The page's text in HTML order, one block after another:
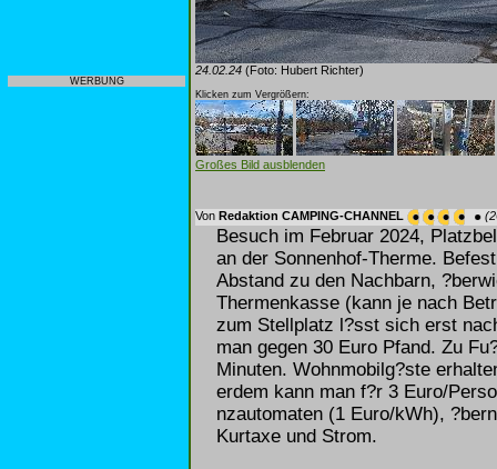
WERBUNG
24.02.24 (Foto: Hubert Richter)
Klicken zum Vergrößern:
Großes Bild ausblenden
Von Redaktion CAMPING-CHANNEL
Besuch im Februar 2024,
an der Sonnenhof-Therme.
Abstand zu den Nachbarn,
Thermenkasse (kann je nach
zum Stellplatz l?sst sich erst
man gegen 30 Euro Pfand. Zu
Minuten. Wohnmobilg?ste
erdem kann man f?r 3 Euro/
nzautomaten (1 Euro/kWh),
Kurtaxe und Strom.